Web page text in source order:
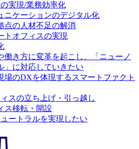
実現/業務効率化
ニケーションのデジタル化
点の人材不足の解消
トオフィスの実現
働き方に変革を起こし、「ニューノ
」に対応していきたい
場のDXを体現するスマートファクト
スの立ち上げ・引っ越し
ス移転・開設
ートラルを実現したい